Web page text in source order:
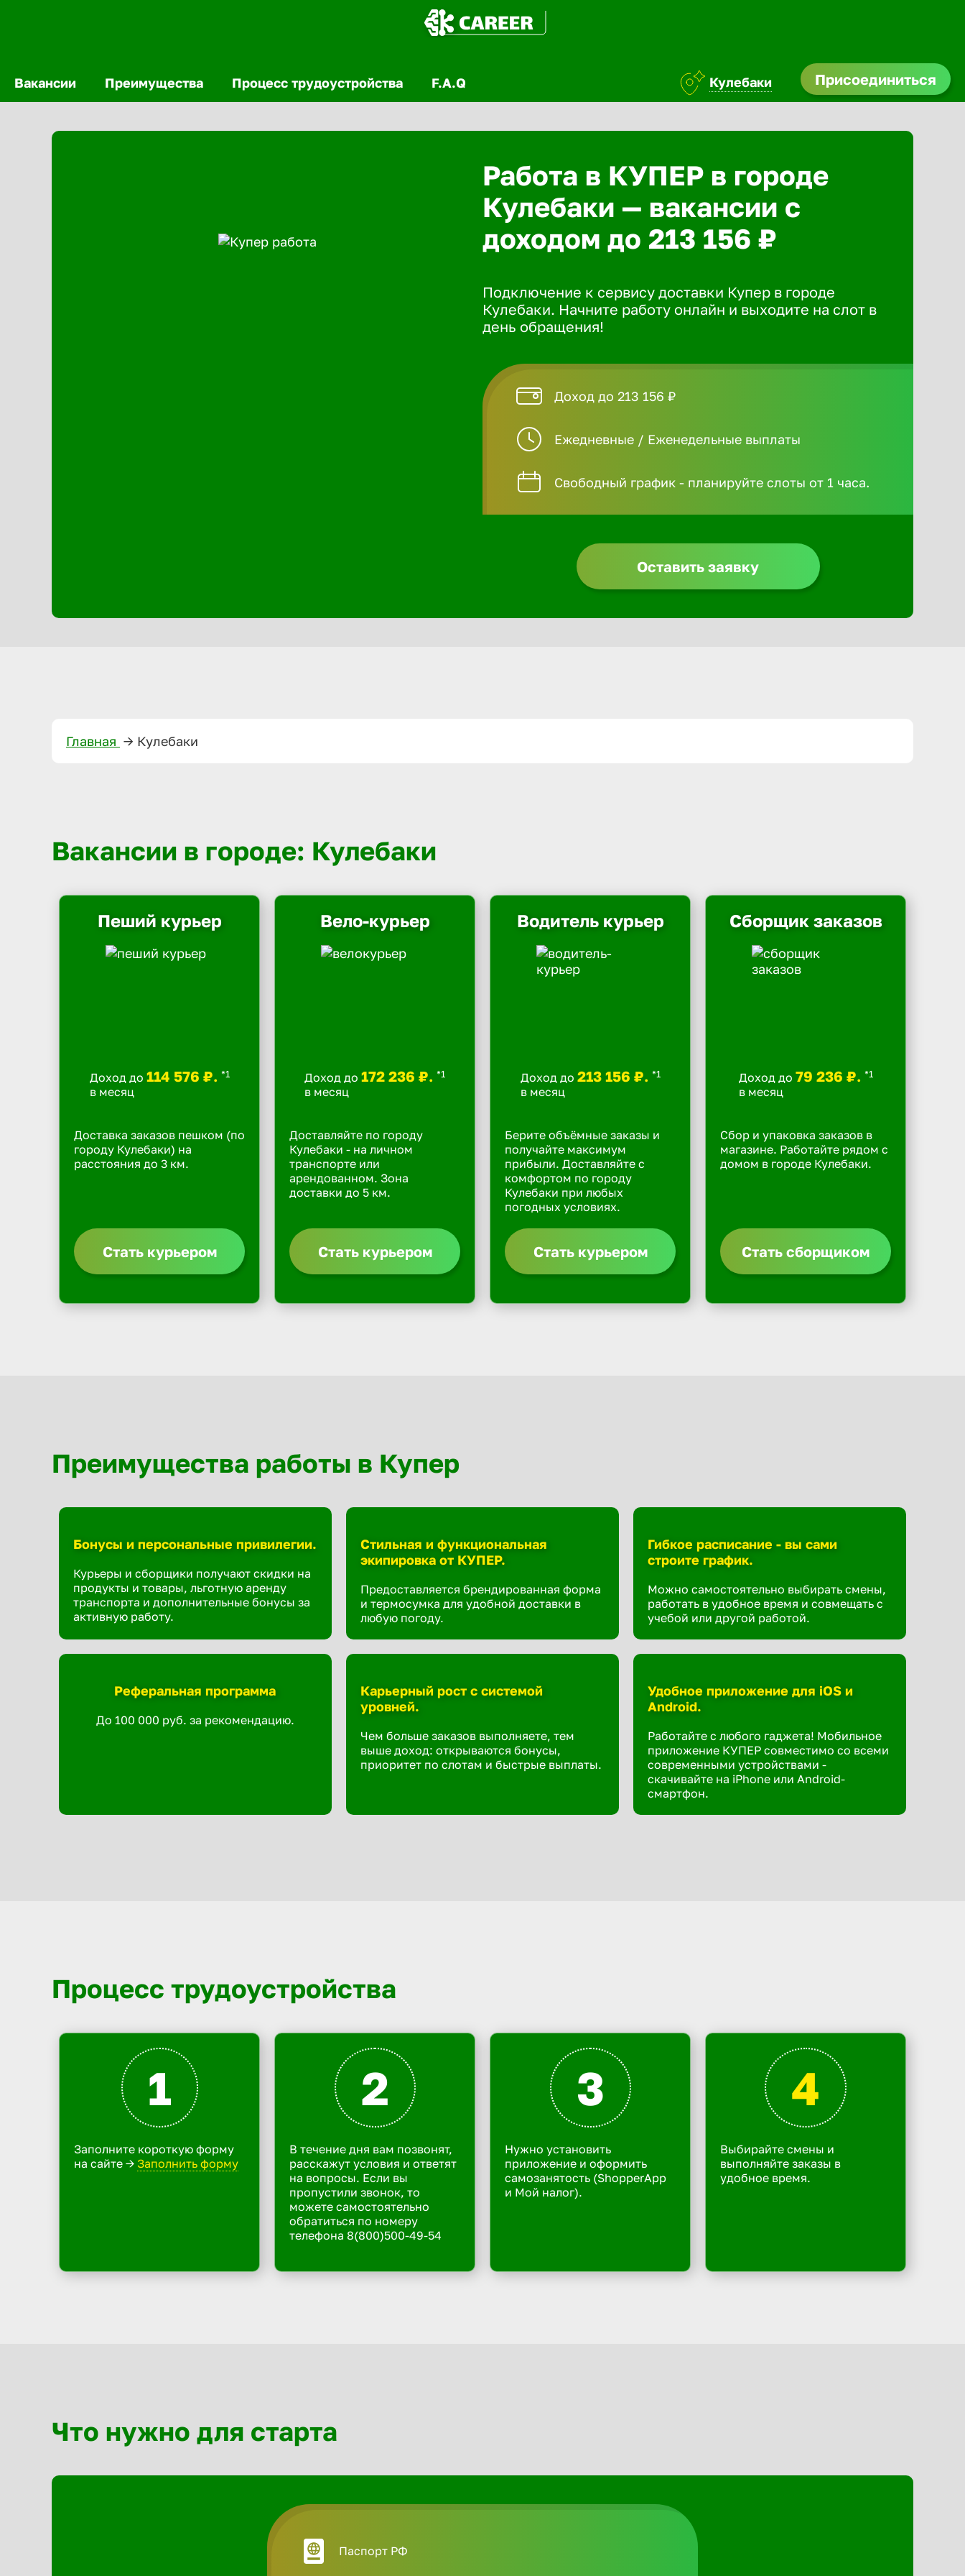
Вакансии Преимущества Процесс трудоустройства F.A.Q Кулебаки Присоединиться
Работа в КУПЕР в городе
Кулебаки — вакансии с
доходом до 213 156 ₽
Подключение к сервису доставки Купер в городе
Кулебаки. Начните работу онлайн и выходите на слот в
день обращения!
Доход до 213 156 ₽
Ежедневные / Еженедельные выплаты
Свободный график - планируйте слоты от 1 часа.
Оставить заявку
Главная —> Кулебаки
Вакансии в городе: Кулебаки
Пеший курьер
Доход до 114 576 ₽. *1
в месяц
Доставка заказов пешком (по
городу Кулебаки) на
расстояния до 3 км.
Стать курьером
Вело-курьер
Доход до 172 236 ₽. *1
в месяц
Доставляйте по городу
Кулебаки - на личном
транспорте или
арендованном. Зона
доставки до 5 км.
Стать курьером
Водитель курьер
Доход до 213 156 ₽. *1
в месяц
Берите объёмные заказы и
получайте максимум
прибыли. Доставляйте с
комфортом по городу
Кулебаки при любых
погодных условиях.
Стать курьером
Сборщик заказов
Доход до 79 236 ₽. *1
в месяц
Сбор и упаковка заказов в
магазине. Работайте рядом с
домом в городе Кулебаки.
Стать сборщиком
Преимущества работы в Купер
Бонусы и персональные привилегии.
Курьеры и сборщики получают скидки на
продукты и товары, льготную аренду
транспорта и дополнительные бонусы за
активную работу.
Стильная и функциональная
экипировка от КУПЕР.
Предоставляется брендированная форма
и термосумка для удобной доставки в
любую погоду.
Гибкое расписание - вы сами
строите график.
Можно самостоятельно выбирать смены,
работать в удобное время и совмещать с
учебой или другой работой.
Реферальная программа
До 100 000 руб. за рекомендацию.
Карьерный рост с системой
уровней.
Чем больше заказов выполняете, тем
выше доход: открываются бонусы,
приоритет по слотам и быстрые выплаты.
Удобное приложение для iOS и
Android.
Работайте с любого гаджета! Мобильное
приложение КУПЕР совместимо со всеми
современными устройствами -
скачивайте на iPhone или Android-
смартфон.
Процесс трудоустройства
1
Заполните короткую форму
на сайте -> Заполнить форму
2
В течение дня вам позвонят,
расскажут условия и ответят
на вопросы. Если вы
пропустили звонок, то
можете самостоятельно
обратиться по номеру
телефона 8(800)500-49-54
3
Нужно установить
приложение и оформить
самозанятость (ShopperApp
и Мой налог).
4
Выбирайте смены и
выполняйте заказы в
удобное время.
Что нужно для старта
Паспорт РФ